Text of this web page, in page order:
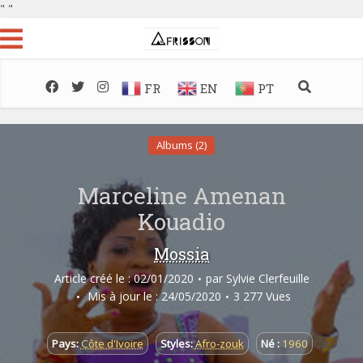
" "
FR EN PT
Albums (2)
Marceline Amenan
Kouadio
Mossia
Article créé le : 02/01/2020 par Sylvie Clerfeuille
Mis à jour le : 24/05/2020
3 277 Vues
Pays:Côte d'Ivoire Styles:Afro-zouk Né : 1960